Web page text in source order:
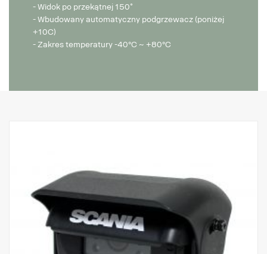
- Widok po przekątnej 150˚
- Wbudowany automatyczny podgrzewacz (poniżej
+10C)
- Zakres temperatury -40°C ~ +80°C